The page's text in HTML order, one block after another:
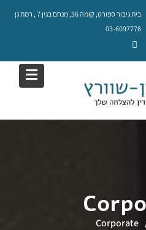
בית גיבור ספורט, קומה 36, מנחם בגין 7 , רמת גן
03-6097776
Corporate